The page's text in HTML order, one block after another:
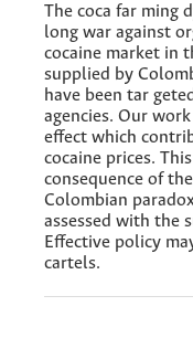
The coca far ming
long war against
cocaine market in
supplied by
have been tar
agencies. Our
effect which
cocaine prices.
consequence of
Colombian
assessed with the
Effective policy
cartels.